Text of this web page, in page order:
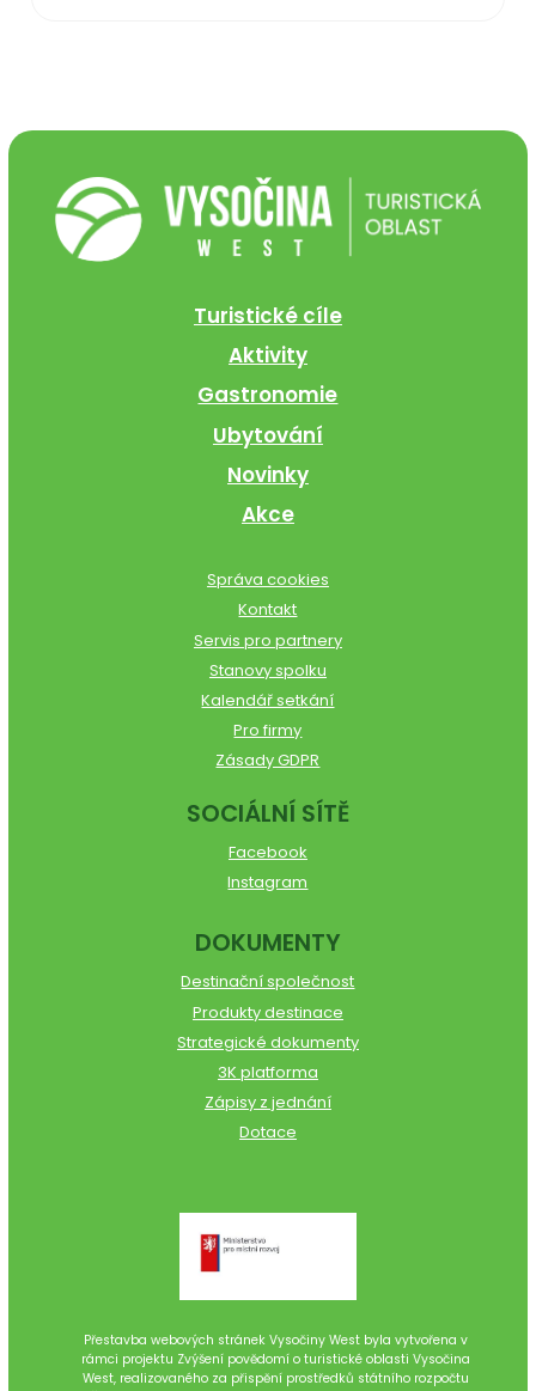
Turistické cíle
Aktivity
Gastronomie
Ubytování
Novinky
Akce
Správa cookies
Kontakt
Servis pro partnery
Stanovy spolku
Kalendář setkání
Pro firmy
Zásady GDPR
SOCIÁLNÍ SÍTĚ
Facebook
Instagram
DOKUMENTY
Destinační společnost
Produkty destinace
Strategické dokumenty
3K platforma
Zápisy z jednání
Dotace
Přestavba webových stránek Vysočiny West byla vytvořena v
rámci projektu Zvýšení povědomí o turistické oblasti Vysočina
West, realizovaného za přispění prostředků státního rozpočtu